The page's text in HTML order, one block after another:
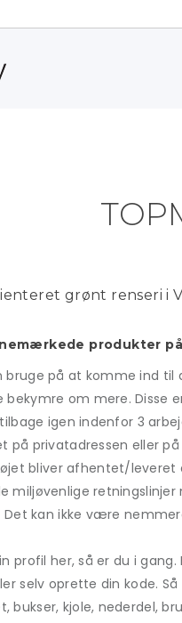
grønt renseri i
produkter
bruge på at komme ind til
bekymre om mere.
igen indenfor 3
privatadressen eller
bliver afhentet/leveret
miljøvenlige
Det kan ikke være
profil her, så er du i
selv oprette din kode.
kjole, nederdel,